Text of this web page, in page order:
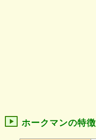
ホークマンの特徴